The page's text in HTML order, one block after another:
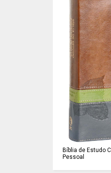
Bíblia de Estudo
Pessoal